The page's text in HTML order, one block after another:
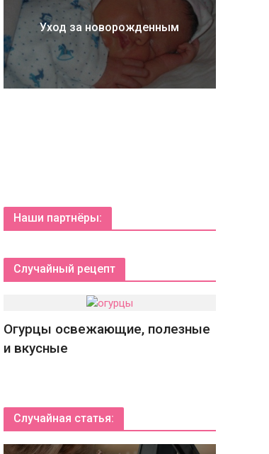
Уход за новорожденным
Наши партнёры:
Случайный рецепт
Огурцы освежающие, полезные
и вкусные
Случайная статья: